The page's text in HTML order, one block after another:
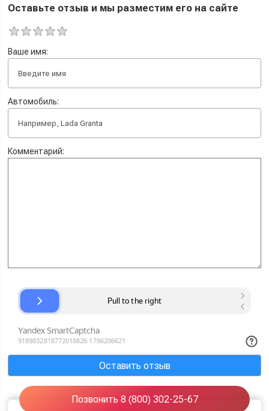
Оставьте отзыв и мы разместим его на сайте
Ваше имя:
Автомобиль:
Комментарий:
Оставить отзыв
Позвонить 8 (800) 302-25-67